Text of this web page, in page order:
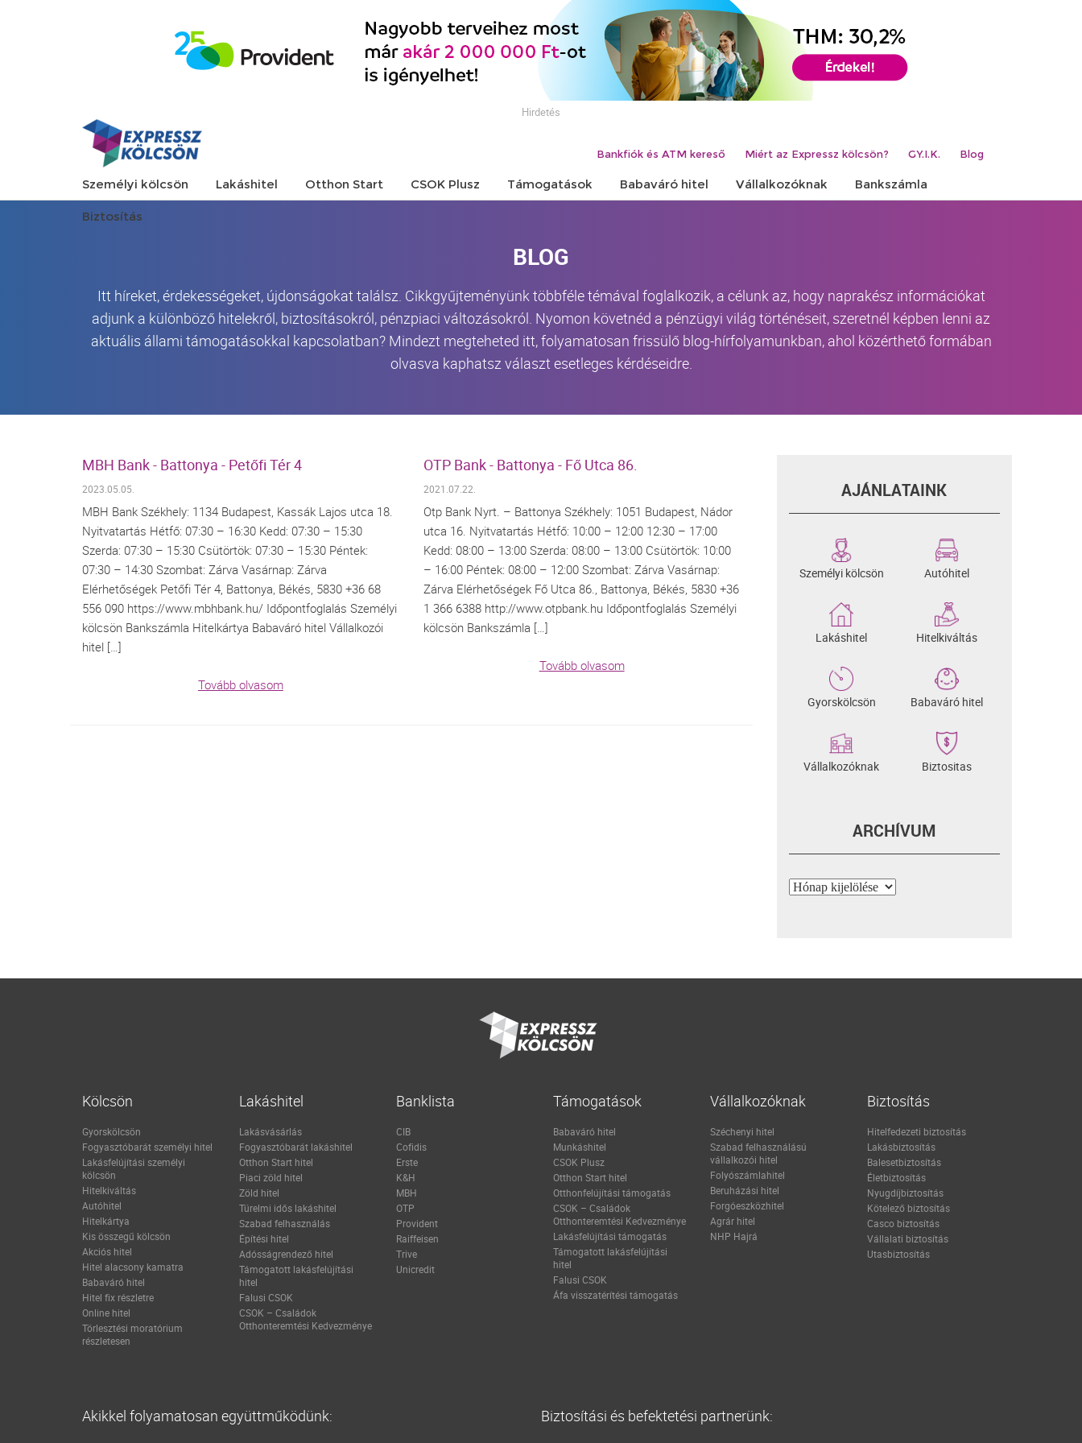
Hirdetés
Bankfiók és ATM kereső Miért az Expressz kölcsön? GY.I.K. Blog
Személyi kölcsön Lakáshitel Otthon Start CSOK Plusz Támogatások Babaváró hitel Vállalkozóknak Bankszámla
Biztosítás
BLOG
Itt híreket, érdekességeket, újdonságokat találsz. Cikkgyűjteményünk többféle témával foglalkozik, a célunk az, hogy naprakész információkat
adjunk a különböző hitelekről, biztosításokról, pénzpiaci változásokról. Nyomon követnéd a pénzügyi világ történéseit, szeretnél képben lenni az
aktuális állami támogatásokkal kapcsolatban? Mindezt megteheted itt, folyamatosan frissülő blog-hírfolyamunkban, ahol közérthető formában
olvasva kaphatsz választ esetleges kérdéseidre.
MBH Bank - Battonya - Petőfi Tér 4
2023.05.05.
MBH Bank Székhely: 1134 Budapest, Kassák Lajos utca 18.
Nyitvatartás Hétfő: 07:30 – 16:30 Kedd: 07:30 – 15:30
Szerda: 07:30 – 15:30 Csütörtök: 07:30 – 15:30 Péntek:
07:30 – 14:30 Szombat: Zárva Vasárnap: Zárva
Elérhetőségek Petőfi Tér 4, Battonya, Békés, 5830 +36 68
556 090 https://www.mbhbank.hu/ Időpontfoglalás Személyi
kölcsön Bankszámla Hitelkártya Babaváró hitel Vállalkozói
hitel […]
Tovább olvasom
OTP Bank - Battonya - Fő Utca 86.
2021.07.22.
Otp Bank Nyrt. – Battonya Székhely: 1051 Budapest, Nádor
utca 16. Nyitvatartás Hétfő: 10:00 – 12:00 12:30 – 17:00
Kedd: 08:00 – 13:00 Szerda: 08:00 – 13:00 Csütörtök: 10:00
– 16:00 Péntek: 08:00 – 12:00 Szombat: Zárva Vasárnap:
Zárva Elérhetőségek Fő Utca 86., Battonya, Békés, 5830 +36
1 366 6388 http://www.otpbank.hu Időpontfoglalás Személyi
kölcsön Bankszámla […]
Tovább olvasom
AJÁNLATAINK
Személyi kölcsön Autóhitel
Lakáshitel Hitelkiváltás
Gyorskölcsön Babaváró hitel
Vállalkozóknak Biztositas
ARCHÍVUM
Archívum
Kölcsön
Gyorskölcsön
Fogyasztóbarát személyi hitel
Lakásfelújítási személyi
kölcsön
Hitelkiváltás
Autóhitel
Hitelkártya
Kis összegű kölcsön
Akciós hitel
Hitel alacsony kamatra
Babaváró hitel
Hitel fix részletre
Online hitel
Törlesztési moratórium
részletesen
Lakáshitel
Lakásvásárlás
Fogyasztóbarát lakáshitel
Otthon Start hitel
Piaci zöld hitel
Zöld hitel
Türelmi idős lakáshitel
Szabad felhasználás
Építési hitel
Adósságrendező hitel
Támogatott lakásfelújítási
hitel
Falusi CSOK
CSOK – Családok
Otthonteremtési Kedvezménye
Banklista
CIB
Cofidis
Erste
K&H
MBH
OTP
Provident
Raiffeisen
Trive
Unicredit
Támogatások
Babaváró hitel
Munkáshitel
CSOK Plusz
Otthon Start hitel
Otthonfelújítási támogatás
CSOK – Családok
Otthonteremtési Kedvezménye
Lakásfelújítási támogatás
Támogatott lakásfelújítási
hitel
Falusi CSOK
Áfa visszatérítési támogatás
Vállalkozóknak
Széchenyi hitel
Szabad felhasználású
vállalkozói hitel
Folyószámlahitel
Beruházási hitel
Forgóeszközhitel
Agrár hitel
NHP Hajrá
Biztosítás
Hitelfedezeti biztosítás
Lakásbiztosítás
Balesetbiztosítás
Életbiztosítás
Nyugdíjbiztosítás
Kötelező biztosítás
Casco biztosítás
Vállalati biztosítás
Utasbiztosítás
Akikkel folyamatosan együttműködünk: Biztosítási és befektetési partnerünk: